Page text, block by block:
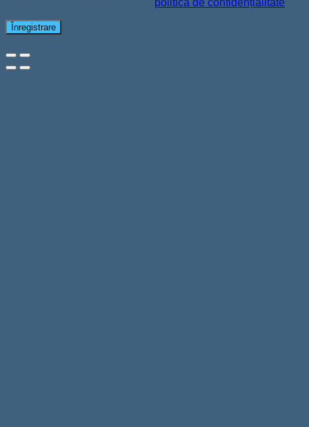
politică de confidențialitate
Înregistrare